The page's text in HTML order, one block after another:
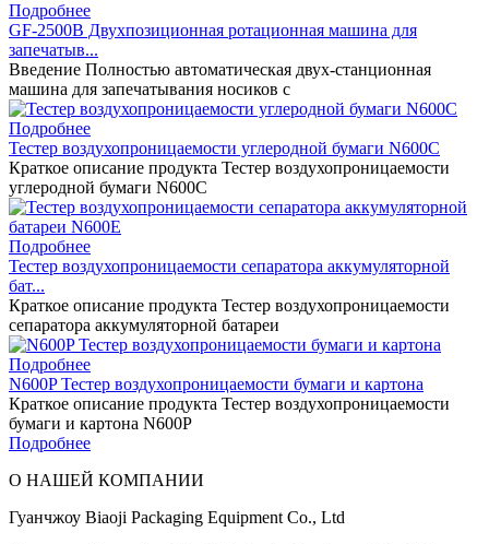
Подробнее
GF-2500B Двухпозиционная ротационная машина для
запечатыв...
Введение Полностью автоматическая двух-станционная
машина для запечатывания носиков с
Подробнее
Тестер воздухопроницаемости углеродной бумаги N600C
Краткое описание продукта Тестер воздухопроницаемости
углеродной бумаги N600C
Подробнее
Тестер воздухопроницаемости сепаратора аккумуляторной
бат...
Краткое описание продукта Тестер воздухопроницаемости
сепаратора аккумуляторной батареи
Подробнее
N600P Тестер воздухопроницаемости бумаги и картона
Краткое описание продукта Тестер воздухопроницаемости
бумаги и картона N600P
Подробнее
О НАШЕЙ КОМПАНИИ
Гуанчжоу Biaoji Packaging Equipment Co., Ltd